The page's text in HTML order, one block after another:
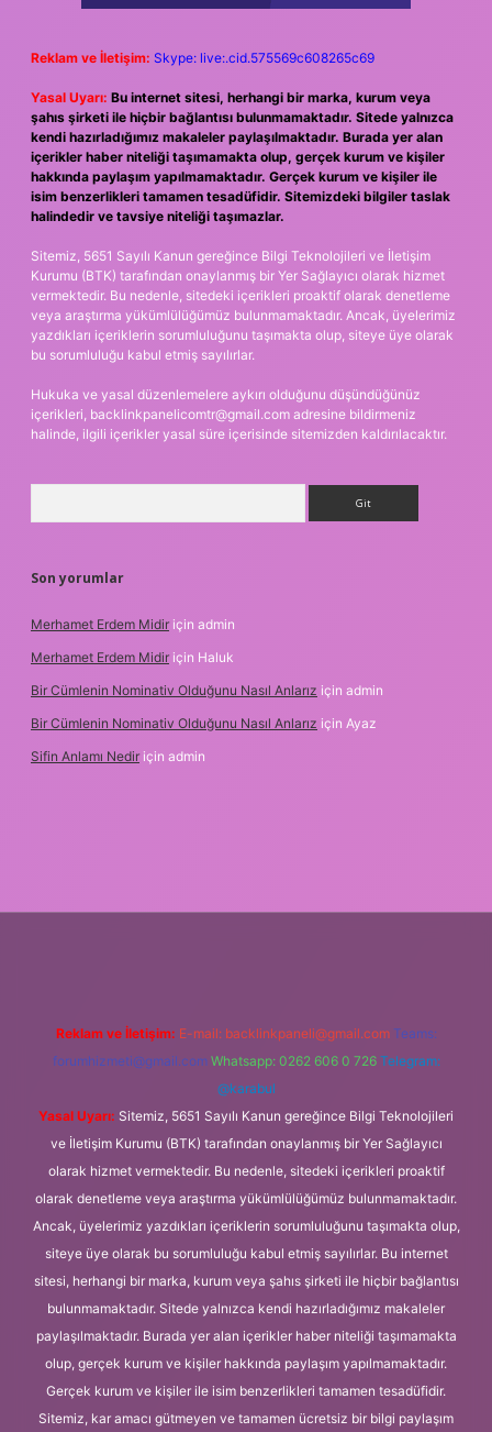
Reklam ve İletişim: Skype: live:.cid.575569c608265c69
Yasal Uyarı: Bu internet sitesi, herhangi bir marka, kurum veya
şahıs şirketi ile hiçbir bağlantısı bulunmamaktadır. Sitede yalnızca
kendi hazırladığımız makaleler paylaşılmaktadır. Burada yer alan
içerikler haber niteliği taşımamakta olup, gerçek kurum ve kişiler
hakkında paylaşım yapılmamaktadır. Gerçek kurum ve kişiler ile
isim benzerlikleri tamamen tesadüfidir. Sitemizdeki bilgiler taslak
halindedir ve tavsiye niteliği taşımazlar.
Sitemiz, 5651 Sayılı Kanun gereğince Bilgi Teknolojileri ve İletişim
Kurumu (BTK) tarafından onaylanmış bir Yer Sağlayıcı olarak hizmet
vermektedir. Bu nedenle, sitedeki içerikleri proaktif olarak denetleme
veya araştırma yükümlülüğümüz bulunmamaktadır. Ancak, üyelerimiz
yazdıkları içeriklerin sorumluluğunu taşımakta olup, siteye üye olarak
bu sorumluluğu kabul etmiş sayılırlar.
Hukuka ve yasal düzenlemelere aykırı olduğunu düşündüğünüz
içerikleri, backlinkpanelicomtr@gmail.com adresine bildirmeniz
halinde, ilgili içerikler yasal süre içerisinde sitemizden kaldırılacaktır.
Son yorumlar
Merhamet Erdem Midir için admin
Merhamet Erdem Midir için Haluk
Bir Cümlenin Nominativ Olduğunu Nasıl Anlarız için admin
Bir Cümlenin Nominativ Olduğunu Nasıl Anlarız için Ayaz
Sifin Anlamı Nedir için admin
Reklam ve İletişim: E-mail: backlinkpaneli@gmail.com Teams:
forumhizmeti@gmail.com Whatsapp: 0262 606 0 726 Telegram:
@karabul
Yasal Uyarı: Sitemiz, 5651 Sayılı Kanun gereğince Bilgi Teknolojileri
ve İletişim Kurumu (BTK) tarafından onaylanmış bir Yer Sağlayıcı
olarak hizmet vermektedir. Bu nedenle, sitedeki içerikleri proaktif
olarak denetleme veya araştırma yükümlülüğümüz bulunmamaktadır.
Ancak, üyelerimiz yazdıkları içeriklerin sorumluluğunu taşımakta olup,
siteye üye olarak bu sorumluluğu kabul etmiş sayılırlar. Bu internet
sitesi, herhangi bir marka, kurum veya şahıs şirketi ile hiçbir bağlantısı
bulunmamaktadır. Sitede yalnızca kendi hazırladığımız makaleler
paylaşılmaktadır. Burada yer alan içerikler haber niteliği taşımamakta
olup, gerçek kurum ve kişiler hakkında paylaşım yapılmamaktadır.
Gerçek kurum ve kişiler ile isim benzerlikleri tamamen tesadüfidir.
Sitemiz, kar amacı gütmeyen ve tamamen ücretsiz bir bilgi paylaşım